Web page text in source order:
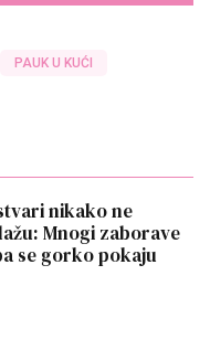
PAUK U KUĆI
nikako ne
Mnogi zaborave
se gorko pokaju